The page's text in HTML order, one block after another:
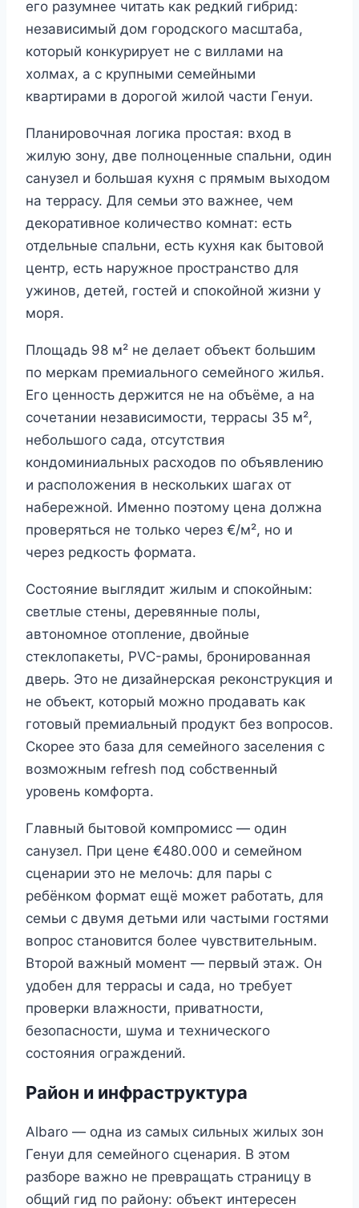
его разумнее читать как редкий гибрид:
независимый дом городского масштаба,
который конкурирует не с виллами на
холмах, а с крупными семейными
квартирами в дорогой жилой части Генуи.
Планировочная логика простая: вход в
жилую зону, две полноценные спальни, один
санузел и большая кухня с прямым выходом
на террасу. Для семьи это важнее, чем
декоративное количество комнат: есть
отдельные спальни, есть кухня как бытовой
центр, есть наружное пространство для
ужинов, детей, гостей и спокойной жизни у
моря.
Площадь 98 м² не делает объект большим
по меркам премиального семейного жилья.
Его ценность держится не на объёме, а на
сочетании независимости, террасы 35 м²,
небольшого сада, отсутствия
кондоминиальных расходов по объявлению
и расположения в нескольких шагах от
набережной. Именно поэтому цена должна
проверяться не только через €/м², но и
через редкость формата.
Состояние выглядит жилым и спокойным:
светлые стены, деревянные полы,
автономное отопление, двойные
стеклопакеты, PVC-рамы, бронированная
дверь. Это не дизайнерская реконструкция и
не объект, который можно продавать как
готовый премиальный продукт без вопросов.
Скорее это база для семейного заселения с
возможным refresh под собственный
уровень комфорта.
Главный бытовой компромисс — один
санузел. При цене €480.000 и семейном
сценарии это не мелочь: для пары с
ребёнком формат ещё может работать, для
семьи с двумя детьми или частыми гостями
вопрос становится более чувствительным.
Второй важный момент — первый этаж. Он
удобен для террасы и сада, но требует
проверки влажности, приватности,
безопасности, шума и технического
состояния ограждений.
Район и инфраструктура
Albaro — одна из самых сильных жилых зон
Генуи для семейного сценария. В этом
разборе важно не превращать страницу в
общий гид по району: объект интересен